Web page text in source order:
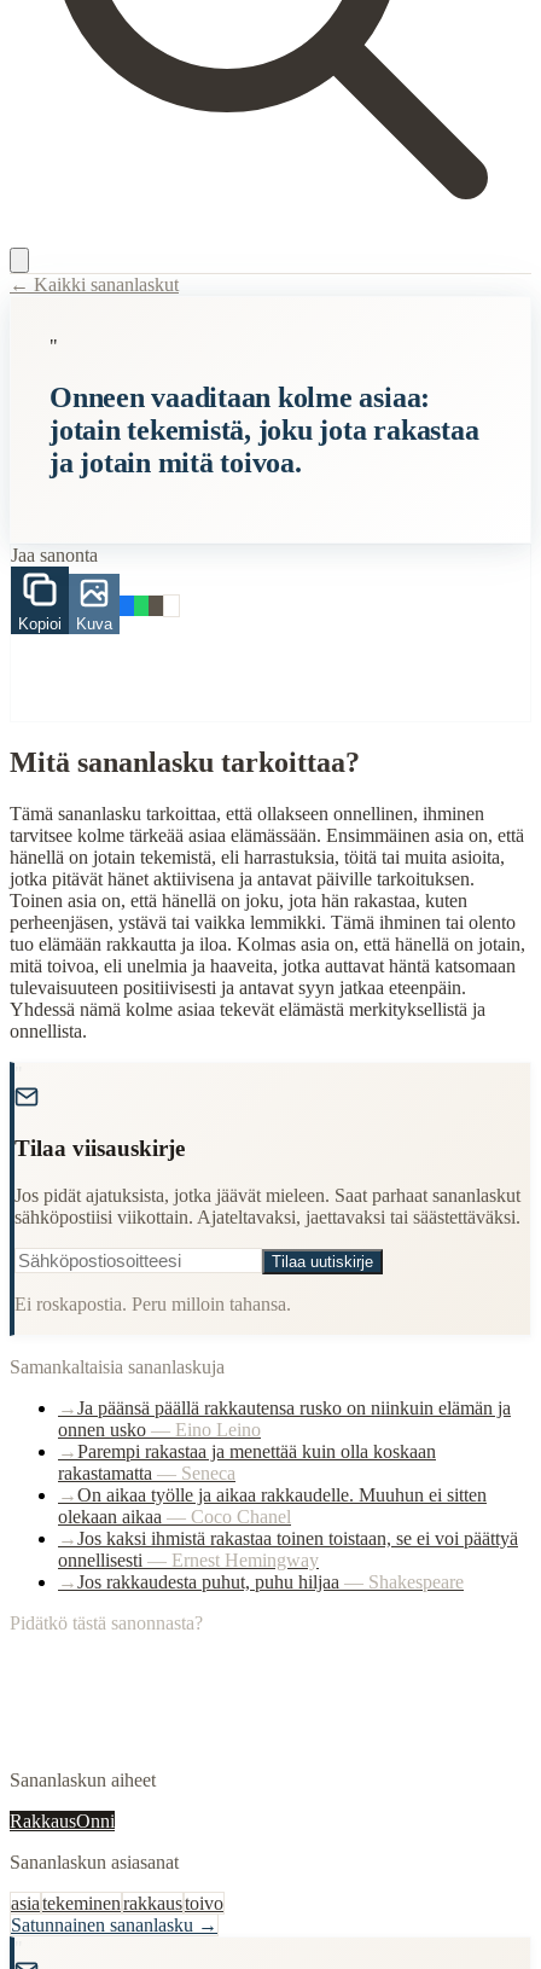
Description:Tämä sananlasku tarkoittaa, että ollakseen onnellinen,
Semantic Themes
Related Topics
asia
tekeminen
Finding Finnish proverbs about specific topics
Learning Finnish language through proverbs
Finding quotes for speeches or writing
Cultural Context
Language:Finnish (suomi)
Origin:Finland
Period:Traditional folk wisdom
← Kaikki sananlaskut
"
Onneen vaaditaan kolme asiaa:
jotain tekemistä, joku jota rakastaa
ja jotain mitä toivoa.
Jaa sanonta
Kopioi Kuva
Mitä sananlasku tarkoittaa?
Tämä sananlasku tarkoittaa, että ollakseen onnellinen, ihminen
tarvitsee kolme tärkeää asiaa elämässään. Ensimmäinen asia on, että
hänellä on jotain tekemistä, eli harrastuksia, töitä tai muita asioita,
jotka pitävät hänet aktiivisena ja antavat päiville tarkoituksen.
Toinen asia on, että hänellä on joku, jota hän rakastaa, kuten
perheenjäsen, ystävä tai vaikka lemmikki. Tämä ihminen tai olento
tuo elämään rakkautta ja iloa. Kolmas asia on, että hänellä on jotain,
mitä toivoa, eli unelmia ja haaveita, jotka auttavat häntä katsomaan
tulevaisuuteen positiivisesti ja antavat syyn jatkaa eteenpäin.
Yhdessä nämä kolme asiaa tekevät elämästä merkityksellistä ja
onnellista.
Tilaa viisauskirje
Jos pidät ajatuksista, jotka jäävät mieleen. Saat parhaat sananlaskut
sähköpostiisi viikottain. Ajateltavaksi, jaettavaksi tai säästettäväksi.
Tilaa uutiskirje
Ei roskapostia. Peru milloin tahansa.
Samankaltaisia sananlaskuja
→Ja päänsä päällä rakkautensa rusko on niinkuin elämän ja
onnen usko — Eino Leino
→Parempi rakastaa ja menettää kuin olla koskaan
rakastamatta — Seneca
→On aikaa työlle ja aikaa rakkaudelle. Muuhun ei sitten
olekaan aikaa — Coco Chanel
→Jos kaksi ihmistä rakastaa toinen toistaan, se ei voi päättyä
onnellisesti — Ernest Hemingway
→Jos rakkaudesta puhut, puhu hiljaa — Shakespeare
Pidätkö tästä sanonnasta?
Sananlaskun aiheet
RakkausOnni
Sananlaskun asiasanat
asiatekeminenrakkaustoivo
Satunnainen sananlasku →